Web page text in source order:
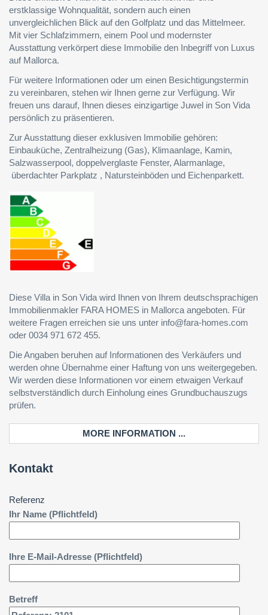
erstklassige Wohnqualität, sondern auch einen
unvergleichlichen Blick auf den Golfplatz und das Mittelmeer.
Mit vier Schlafzimmern, einem Pool und modernster
Ausstattung verkörpert diese Immobilie den Inbegriff von Luxus
auf Mallorca.
Für weitere Informationen oder um einen Besichtigungstermin
zu vereinbaren, stehen wir Ihnen gerne zur Verfügung. Wir
freuen uns darauf, Ihnen dieses einzigartige Juwel in Son Vida
persönlich zu präsentieren.
Zur Ausstattung dieser exklusiven Immobilie gehören:
Einbauküche, Zentralheizung (Gas), Klimaanlage, Kamin,
Salzwasserpool, doppelverglaste Fenster, Alarmanlage,
überdachter Parkplatz , Natursteinböden und Eichenparkett.
Diese Villa in Son Vida wird Ihnen von Ihrem deutschsprachigen
Immobilienmakler FARA HOMES in Mallorca angeboten. Für
weitere Fragen erreichen sie uns unter info@fara-homes.com
oder 0034 971 672 455.
Die Angaben beruhen auf Informationen des Verkäufers und
werden ohne Übernahme einer Haftung von uns weitergegeben.
Wir werden diese Informationen vor einem etwaigen Verkauf
selbstverständlich durch Einholung eines Grundbuchauszugs
prüfen.
MORE INFORMATION ...
Kontakt
Referenz
Ihr Name (Pflichtfeld)
Ihre E-Mail-Adresse (Pflichtfeld)
Betreff